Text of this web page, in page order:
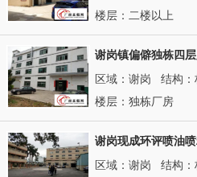
楼层：二楼以上
谢岗镇偏僻独栋四
区域：谢岗 结构：
楼层：独栋厂房
谢岗现成环评喷油
区域：谢岗 结构：